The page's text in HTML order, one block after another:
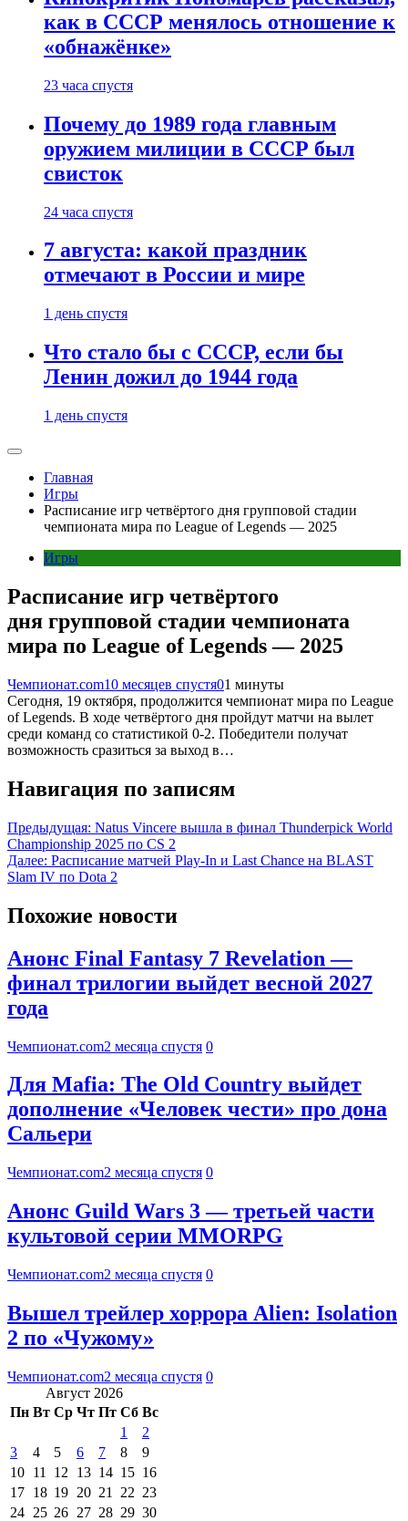
как в СССР менялось отношение к
«обнажёнке»
23 часа спустя
Почему до 1989 года главным
оружием милиции в СССР был
свисток
24 часа спустя
7 августа: какой праздник
отмечают в России и мире
1 день спустя
Что стало бы с СССР, если бы
Ленин дожил до 1944 года
1 день спустя
Главная
Игры
Расписание игр четвёртого дня групповой стадии
чемпионата мира по League of Legends — 2025
Игры
Расписание игр четвёртого
дня групповой стадии чемпионата
мира по League of Legends — 2025
Чемпионат.com10 месяцев спустя01 минуты
Сегодня, 19 октября, продолжится чемпионат мира по League
of Legends. В ходе четвёртого дня пройдут матчи на вылет
среди команд со статистикой 0-2. Победители получат
возможность сразиться за выход в…
Навигация по записям
Предыдущая: Natus Vincere вышла в финал Thunderpick World
Championship 2025 по CS 2
Далее: Расписание матчей Play-In и Last Chance на BLAST
Slam IV по Dota 2
Похожие новости
Анонс Final Fantasy 7 Revelation —
финал трилогии выйдет весной 2027
года
Чемпионат.com2 месяца спустя 0
Для Mafia: The Old Country выйдет
дополнение «Человек чести» про дона
Сальери
Чемпионат.com2 месяца спустя 0
Анонс Guild Wars 3 — третьей части
культовой серии MMORPG
Чемпионат.com2 месяца спустя 0
Вышел трейлер хоррора Alien: Isolation
2 по «Чужому»
Чемпионат.com2 месяца спустя 0
Август 2026
Пн Вт Ср Чт Пт Сб Вс
1
2
3
4 5 6 7 8
9
10 11 12 13 14 15 16
17 18 19 20 21 22 23
24 25 26 27 28 29 30